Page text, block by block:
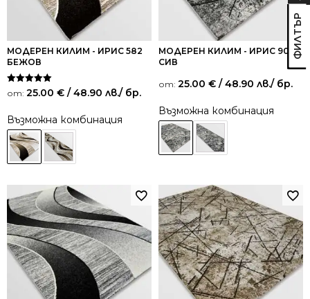
МОДЕРЕН КИЛИМ - ИРИС 582
БЕЖОВ
Оценено на
5.00
от: 25.00 € / 48.90 лв./ бр.
Възможна комбинация
МОДЕРЕН КИЛИМ - ИРИС 901
СИВ
от: 25.00 € / 48.90 лв./ бр.
Възможна комбинация